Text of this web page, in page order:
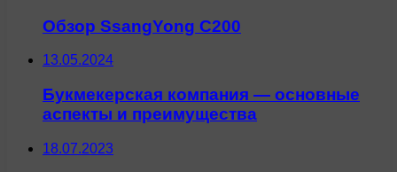
Обзор SsangYong C200
13.05.2024
Букмекерская компания — основные
аспекты и преимущества
18.07.2023